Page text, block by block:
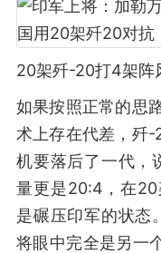
20架歼-20打4架阵
如果按照正常的思
术上存在代差，歼-
机要落后了一代，
量更是20:4，在
是碾压印军的状态
将眼中完全是另一